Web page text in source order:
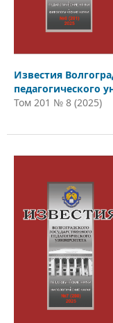
Известия
педагогического
Том 201 № 8 (2025)